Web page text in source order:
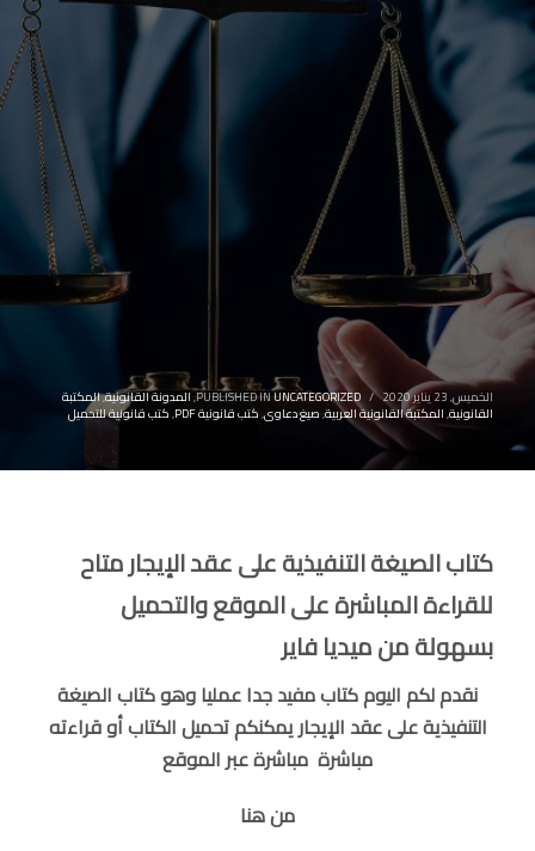
الخميس, 23 يناير 2020 /
PUBLISHED INUNCATEGORIZED
,المدونة القانونية,المكتبة
القانونية,المكتبة القانونية العربية,صيغ دعاوى,كتب قانونية PDF ,كتب قانونية للتحميل
كتاب الصيغة التنفيذية على عقد الإيجار متاح
للقراءة المباشرة على الموقع والتحميل
بسهولة من ميديا فاير
نقدم لكم اليوم كتاب مفيد جدا عمليا وهو كتاب الصيغة
التنفيذية على عقد الإيجار يمكنكم تحميل الكتاب أو قراءته
مباشرة مباشرة عبر الموقع
من هنا